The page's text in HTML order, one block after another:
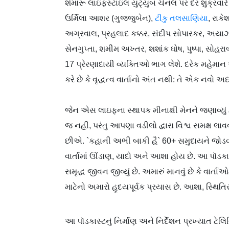
શેમારૂ લાઇફસ્ટાઇલ યુટ્યુબ ચેનલ પર દર શુક્રવારે
ઉર્મિલા આશર (ગુજ્જુબેન), ટીકુ તલસાણિયા,
અગ્રવાલ, પ્રહલાદ કક્કર, સંદીપ સોપારકર,
સેનગુપ્તા, શમીમ અખ્તર, શશાંક ઘોષ, પુષ્પા,
17 પ્રેરણાદાયી વ્યક્તિઓ ભાગ લેશે. દરેક
કરે છે કે વૃદ્ધત્વ વાર્તાનો અંત નથી: તે એક નવો
જેન એસ લાઇફના સ્થાપક મીનાક્ષી મેનને
જ નહીં, પરંતુ આપણા વડીલો દ્વારા વિશ્વ સમક્ષ
છીએ. `કહાની અભી બાકી હૈ` 60+ સમુદાયને
વાર્તામાં ઊંડાણ, યાદો અને આશા હોય છે. આ
સમૃદ્ધ જીવન જીવ્યું છે. અમારું માનવું છે કે
માટેનો અમારો હૃદયપૂર્વક પ્રયાસ છે. આશા,
આ પૉડકાસ્ટનું નિર્માણ અને નિર્દેશન પ્રખ્યાત